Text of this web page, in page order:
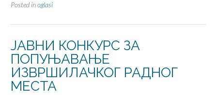
Posted inoglasi
ЈАВНИ КОНКУРС ЗА
ПОПУЊАВАЊЕ
ИЗВРШИЛАЧКОГ РАДНОГ
МЕСТА